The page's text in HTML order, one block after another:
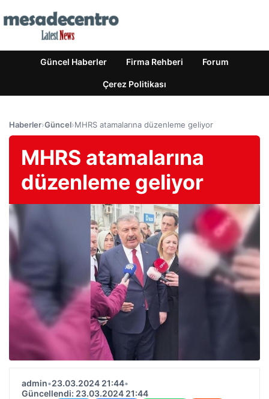
Güncel Haberler Firma Rehberi Forum
Çerez Politikası
Haberler›Güncel›MHRS atamalarına düzenleme geliyor
MHRS atamalarına
düzenleme geliyor
admin•23.03.2024 21:44•
Güncellendi: 23.03.2024 21:44